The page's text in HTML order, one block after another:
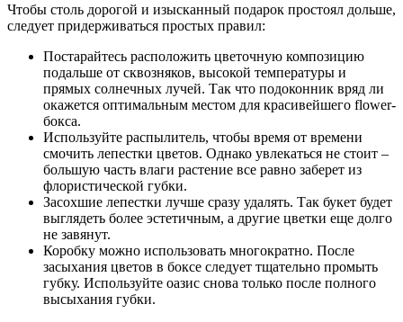
Чтобы столь дорогой и изысканный подарок простоял дольше,
следует придерживаться простых правил:
Постарайтесь расположить цветочную композицию
подальше от сквозняков, высокой температуры и
прямых солнечных лучей. Так что подоконник вряд ли
окажется оптимальным местом для красивейшего flower-
бокса.
Используйте распылитель, чтобы время от времени
смочить лепестки цветов. Однако увлекаться не стоит –
большую часть влаги растение все равно заберет из
флористической губки.
Засохшие лепестки лучше сразу удалять. Так букет будет
выглядеть более эстетичным, а другие цветки еще долго
не завянут.
Коробку можно использовать многократно. После
засыхания цветов в боксе следует тщательно промыть
губку. Используйте оазис снова только после полного
высыхания губки.